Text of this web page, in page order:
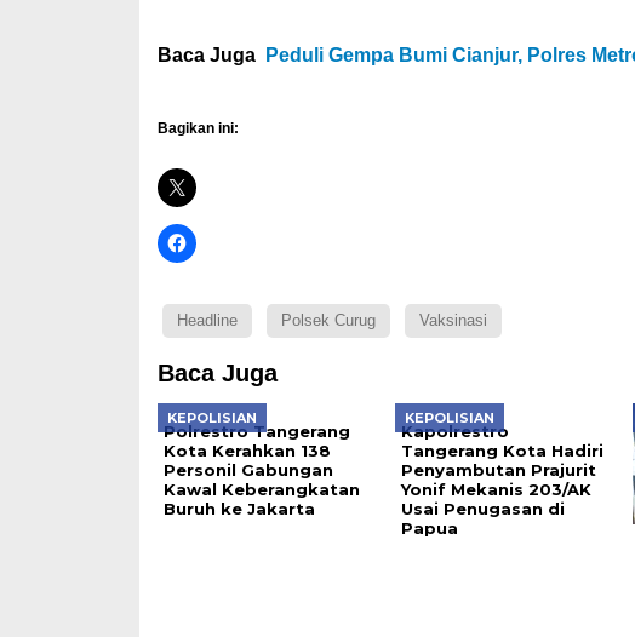
Baca Juga Peduli Gempa Bumi Cianjur, Polres
Bagikan ini:
Headline Polsek Curug Vaksinasi
Baca Juga
KEPOLISIAN
Polrestro Tangerang
Kota Kerahkan 138
Personil Gabungan
Kawal Keberangkatan
Buruh ke Jakarta
KEPOLISIAN
Kapolrestro
Tangerang Kota Hadiri
Penyambutan Prajurit
Yonif Mekanis 203/AK
Usai Penugasan di
Papua